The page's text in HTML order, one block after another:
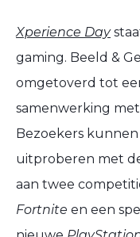
Xperience Day
gaming. Beeld &
omgetoverd tot
samenwerking
Bezoekers
uitproberen met
aan twee
Fortnite en een